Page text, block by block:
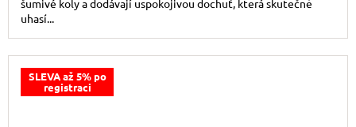
šumivé koly a dodávají uspokojivou dochuť, která skutečně
uhasí...
SLEVA až 5% po
registraci